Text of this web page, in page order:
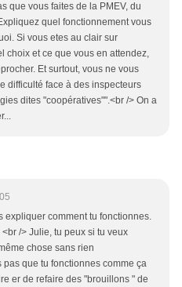
que vous faites de la PMEV, du
quel fonctionnement vous
Si vous etes au clair sur
choix et ce que vous en attendez,
Et surtout, vous ne vous
difficulté face à des inspecteurs
dites "coopératives"".<br /> On a
expliquer comment tu fonctionnes.
/> Julie, tu peux si tu veux
chose sans rien
pas que tu fonctionnes comme ça
er de refaire des "brouillons " de